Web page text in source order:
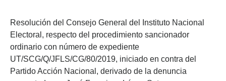
Resolución del Consejo General del Instituto Nacional
Electoral, respecto del procedimiento sancionador
ordinario con número de expediente
UT/SCG/Q/JFLS/CG/80/2019, iniciado en contra del
Partido Acción Nacional, derivado de la denuncia